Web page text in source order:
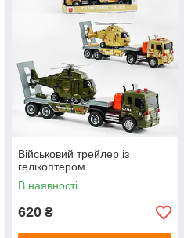
Військовий трейлер із
гелікоптером
В наявності
620 ₴